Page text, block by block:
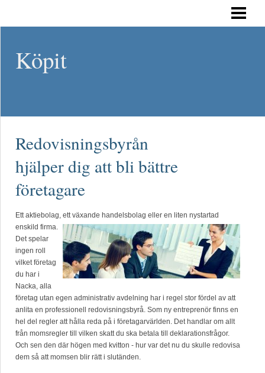
Köpit
Redovisningsbyrån
hjälper dig att bli bättre
företagare
Ett aktiebolag, ett växande handel sbolag eller en liten nystartad
enskild firma.
Det spelar
ingen roll
vilket företag
du har i
Nacka, alla
företag utan egen administrativ avdelning har i regel stor fördel av att
anlita en professionell redovisningsbyrå. Som ny entreprenör finns en
hel del regler att hålla reda på i företagarvärlden. Det handlar om allt
från momsregler till vilken skatt du ska betala till deklarationsfrågor.
Och sen den där högen med kvitton - hur var det nu du skulle redovisa
dem så att momsen blir rätt i slutänden.